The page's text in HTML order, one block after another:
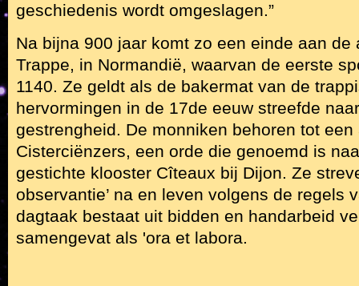
geschiedenis wordt omgeslagen.”
Na bijna 900 jaar komt zo een einde aan de
Trappe, in Normandië, waarvan de eerste
1140. Ze geldt als de bakermat van de
hervormingen in de 17de eeuw streefde
gestrengheid. De monniken behoren tot
Cisterciënzers, een orde die genoemd is
gestichte klooster Cîteaux bij Dijon. Ze
observantie’ na en leven volgens de regels
dagtaak bestaat uit bidden en handarbeid
samengevat als 'ora et labora.